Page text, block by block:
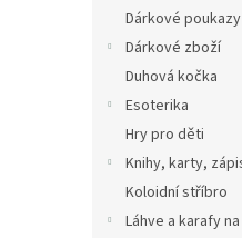
Dárkové poukazy
Dárkové zboží
Duhová kočka
Esoterika
Hry pro děti
Knihy, karty,
Koloidní stříbro
Láhve a karafy